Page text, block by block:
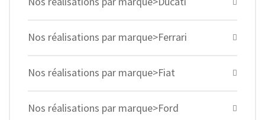
Nos réalisations par marque>Ferrari
Nos réalisations par marque>Fiat
Nos réalisations par marque>Ford